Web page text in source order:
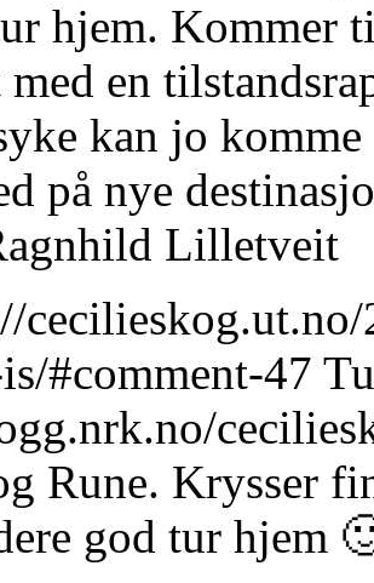
hjem. Kommer
en
kan jo
på nye
Lilletveit
#comment-47
Rune. Krysser
god tur hjem